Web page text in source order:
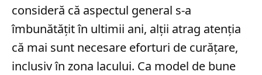
consideră că aspectul general s-a
îmbunătățit în ultimii ani, alții atrag atenția
că mai sunt necesare eforturi de curățare,
inclusiv în zona lacului. Ca model de bune